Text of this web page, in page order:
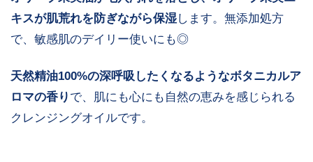
キスが肌荒れを防ぎながら保湿します。無添加処方
で、敏感肌のデイリー使いにも◎
天然精油100%の深呼吸したくなるようなボタニカルア
ロマの香り で、肌にも心にも自然の恵みを感じられる
クレンジングオイルです。